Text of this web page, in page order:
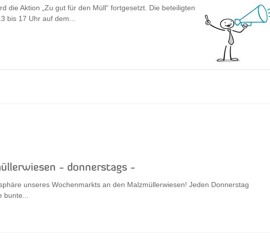
die Aktion „Zu gut für den Müll“ fortgesetzt. Die beteiligten
bis 17 Uhr auf dem...
- donnerstags -
unseres Wochenmarkts an den Malzmüllerwiesen! Jeden Donnerstag